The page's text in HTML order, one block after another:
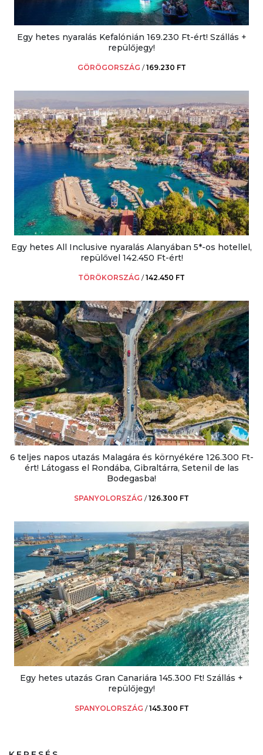
Egy hetes nyaralás Kefalónián 169.230 Ft-ért! Szállás +
repülőjegy!
GÖRÖGORSZÁG /169.230 FT
Egy hetes All Inclusive nyaralás Alanyában 5*-os hotellel,
repülővel 142.450 Ft-ért!
TÖRÖKORSZÁG /142.450 FT
6 teljes napos utazás Malagára és környékére 126.300 Ft-
ért! Látogass el Rondába, Gibraltárra, Setenil de las
Bodegasba!
SPANYOLORSZÁG /126.300 FT
Egy hetes utazás Gran Canariára 145.300 Ft! Szállás +
repülőjegy!
SPANYOLORSZÁG /145.300 FT